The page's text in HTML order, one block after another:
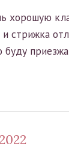
хорошую
стрижка